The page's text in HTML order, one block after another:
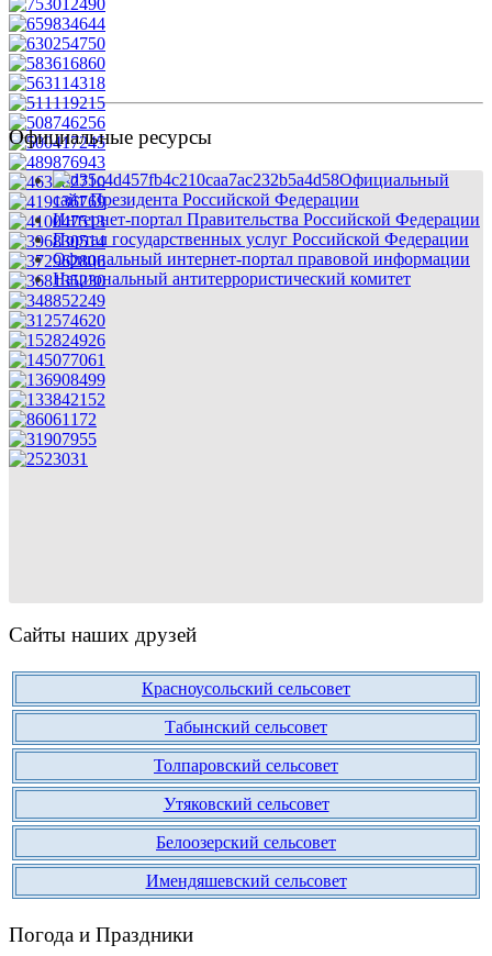
Официальные ресурсы
Официальный
сайт Президента Российской Федерации
Интернет-портал Правительства Российской Федерации
Портал государственных услуг Российской Федерации
Официальный интернет-портал правовой информации
Национальный антитеррористический комитет
Сайты наших друзей
Красноусольский сельсовет
Табынский сельсовет
Толпаровский сельсовет
Утяковский сельсовет
Белоозерский сельсовет
Имендяшевский сельсовет
Погода и Праздники